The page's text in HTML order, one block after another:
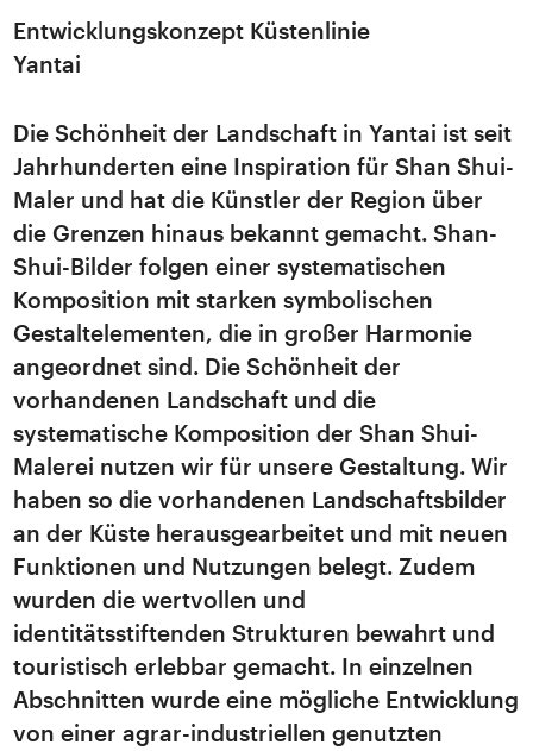
Entwicklungskonzept Küstenlinie
Yantai
Die Schönheit der Landschaft in Yantai ist seit
Jahrhunderten eine Inspiration für Shan Shui-
Maler und hat die Künstler der Region über
die Grenzen hinaus bekannt gemacht. Shan-
Shui-Bilder folgen einer systematischen
Komposition mit starken symbolischen
Gestaltelementen, die in großer Harmonie
angeordnet sind. Die Schönheit der
vorhandenen Landschaft und die
systematische Komposition der Shan Shui-
Malerei nutzen wir für unsere Gestaltung. Wir
haben so die vorhandenen Landschaftsbilder
an der Küste herausgearbeitet und mit neuen
Funktionen und Nutzungen belegt. Zudem
wurden die wertvollen und
identitätsstiftenden Strukturen bewahrt und
touristisch erlebbar gemacht. In einzelnen
Abschnitten wurde eine mögliche Entwicklung
von einer agrar-industriellen genutzten